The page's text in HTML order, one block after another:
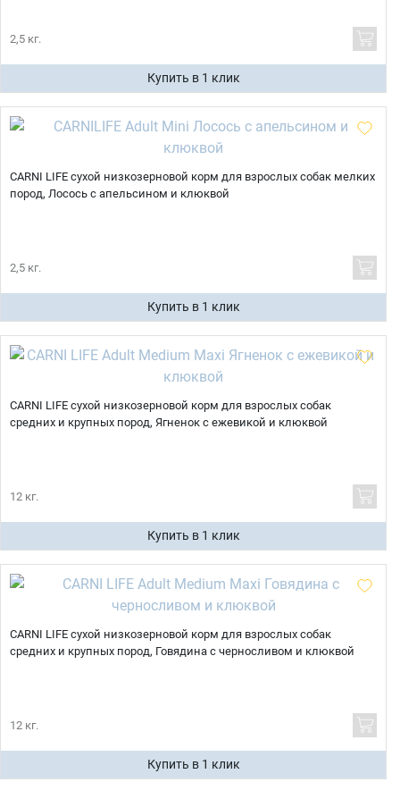
2,5 кг.
Купить в 1 клик
CARNI LIFE сухой низкозерновой корм для взрослых собак мелких
пород, Лосось с апельсином и клюквой
2,5 кг.
Купить в 1 клик
CARNI LIFE сухой низкозерновой корм для взрослых собак
средних и крупных пород, Ягненок с ежевикой и клюквой
12 кг.
Купить в 1 клик
CARNI LIFE сухой низкозерновой корм для взрослых собак
средних и крупных пород, Говядина с черносливом и клюквой
12 кг.
Купить в 1 клик